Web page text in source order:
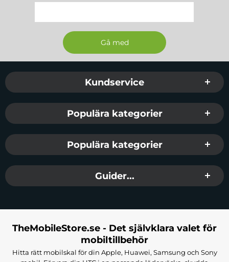
Sidfot Blandad info och länkar
Kundservice
Populära kategorier
Populära kategorier
Guider...
TheMobileStore.se - Det självklara valet för
mobiltillbehör
Hitta rätt mobilskal för din Apple, Huawei, Samsung och Sony